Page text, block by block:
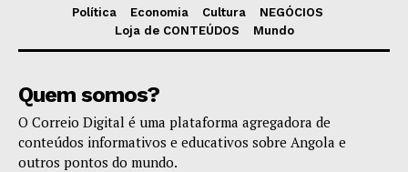
Política Economia Cultura
NEGÓCIOS
Loja de CONTEÚDOS
Mundo
Quem somos?
O Correio Digital é uma plataforma agregadora de
conteúdos informativos e educativos sobre Angola e
outros pontos do mundo.